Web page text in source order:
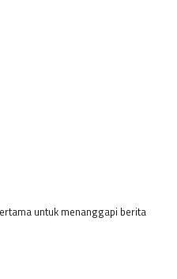
untuk menanggapi berita